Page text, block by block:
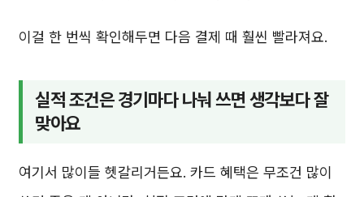
이걸 한 번씩 확인해두면 다음 결제 때 훨씬 빨라져요.
실적 조건은 경기마다 나눠 쓰면 생각보다 잘
맞아요
여기서 많이들 헷갈리거든요. 카드 혜택은 무조건 많이